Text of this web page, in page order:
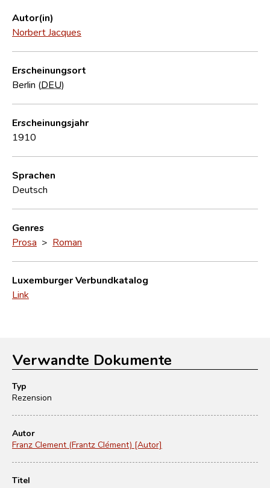
Forschungsgruppe
Kontakt
Autor(in)
Norbert Jacques
Erscheinungsort
Berlin (DEU)
Erscheinungsjahr
1910
Sprachen
Deutsch
Genres
Prosa > Roman
Luxemburger Verbundkatalog
Link
Verwandte Dokumente
Typ
Rezension
Autor
Franz Clement (Frantz Clément) [Autor]
Titel